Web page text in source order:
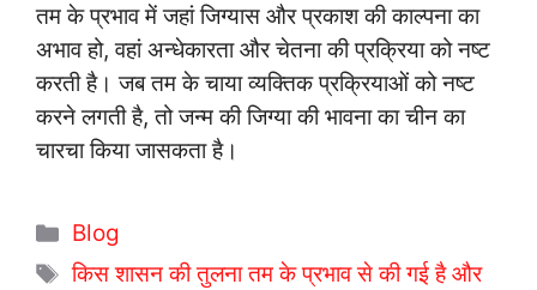
तम के प्रभाव में जहां जिग्यास और प्रकाश की काल्पना का
अभाव हो, वहां अन्धेकारता और चेतना की प्रक्रिया को नष्ट
करती है। जब तम के चाया व्यक्तिक प्रक्रियाओं को नष्ट
करने लगती है, तो जन्म की जिग्या की भावना का चीन का
चारचा किया जासकता है।
C
a
Blog
T
किस शासन की तुलना तम के प्रभाव से की गई है और